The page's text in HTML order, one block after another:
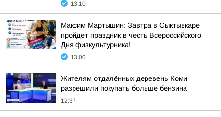
13:10
Максим Мартышин: Завтра в Сыктывкаре
пройдет праздник в честь Всероссийского
Дня физкультурника!
13:00
Жителям отдалённых деревень Коми
разрешили покупать больше бензина
12:37